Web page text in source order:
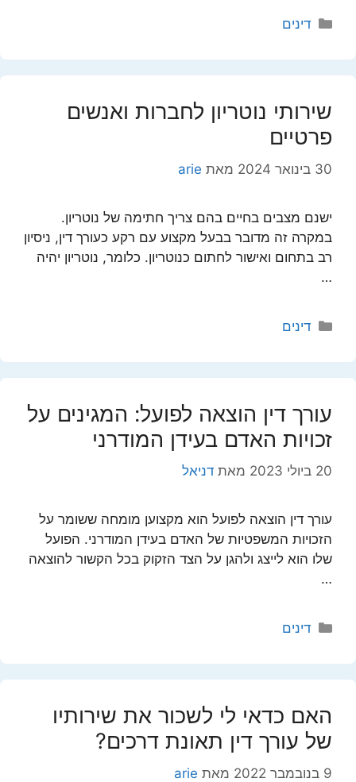
קטגוריות
דינים
שירותי נוטריון לחברות ואנשים
פרטיים
30 בינואר 2024 מאת arie
ישנם מצבים בחיים בהם צריך חתימה של נוטריון.
במקרה זה מדובר בבעל מקצוע עם רקע כעורך דין, ניסיון
רב בתחום ואישור לחתום כנוטריון. כלומר, נוטריון יהיה
…
קטגוריות
דינים
עורך דין הוצאה לפועל: המגינים על
זכויות האדם בעידן המודרני
20 ביולי 2023 מאת דניאל
עורך דין הוצאה לפועל הוא מקצוען מומחה ששומר על
הזכויות המשפטיות של האדם בעידן המודרני. הפועל
שלו הוא לייצג ולהגן על הצד הזקוק בכל הקשור להוצאה
…
קטגוריות
דינים
האם כדאי לי לשכור את שירותיו
של עורך דין תאונת דרכים?
9 בנובמבר 2022 מאת arie